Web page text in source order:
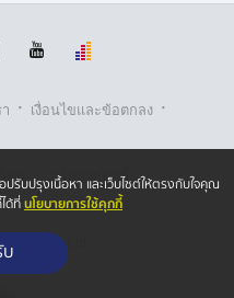
· เงื่อนไขและข้อตกลง ·
น์) · นโยบายคุกกี้ ·
T.V. Co.,Ltd.
ปรับปรุงเนื้อหา และเว็บไซต์ให้ตรงกับใจคุณ
ด้ที่นโยบายการใช้คุกกี้